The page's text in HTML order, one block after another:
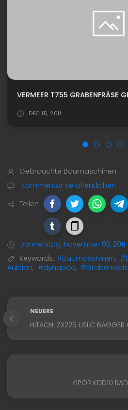
VERMEER T755 GRABENFRÄSE
DEC 15, 2011
Gebrauchte Baumaschinen
Kommentar veröffentlichen
Teilen
Donnerstag, November 03, 2011
Keywords: #Baumaschinen,
Auktion, #dynapac,
NEUERE
HITACHI ZX225 USLC BAGGER
KIPOR KDD10